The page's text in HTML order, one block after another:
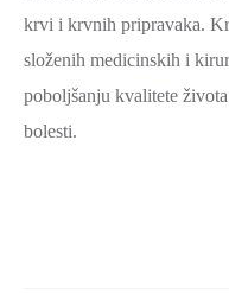
krvi i krvnih pripravaka.
složenih medicinskih i
poboljšanju kvalitete
bolesti.